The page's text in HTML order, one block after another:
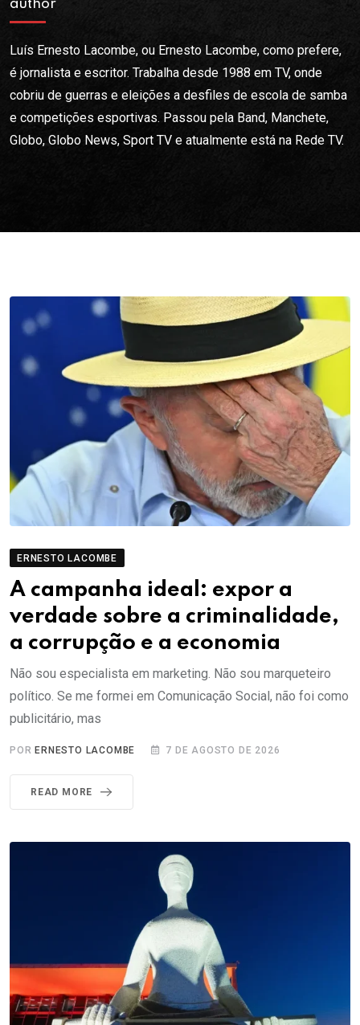
author
Luís Ernesto Lacombe, ou Ernesto Lacombe, como prefere,
é jornalista e escritor. Trabalha desde 1988 em TV, onde
cobriu de guerras e eleições a desfiles de escola de samba
e competições esportivas. Passou pela Band, Manchete,
Globo, Globo News, Sport TV e atualmente está na Rede TV.
ERNESTO LACOMBE
A campanha ideal: expor a
verdade sobre a criminalidade,
a corrupção e a economia
Não sou especialista em marketing. Não sou marqueteiro
político. Se me formei em Comunicação Social, não foi como
publicitário, mas
POR ERNESTO LACOMBE 7 DE AGOSTO DE 2026
READ MORE